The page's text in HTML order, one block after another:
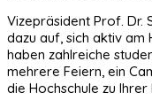
Vizepräsident Prof. Dr.
dazu auf, sich aktiv am
haben zahlreiche
mehrere Feiern, ein
die Hochschule zu Ihrer